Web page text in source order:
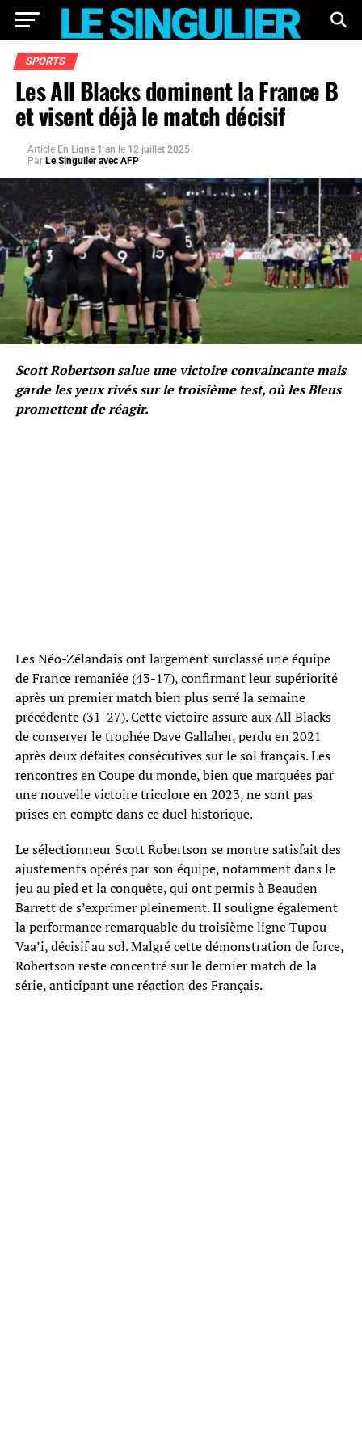
SPORTS
Les All Blacks dominent la France B
et visent déjà le match décisif
Article En Ligne 1 an le 12 juillet 2025
Par Le Singulier avec AFP
Scott Robertson salue une victoire convaincante mais
garde les yeux rivés sur le troisième test, où les Bleus
promettent de réagir.
Les Néo-Zélandais ont largement surclassé une équipe
de France remaniée (43-17), confirmant leur supériorité
après un premier match bien plus serré la semaine
précédente (31-27). Cette victoire assure aux All Blacks
de conserver le trophée Dave Gallaher, perdu en 2021
après deux défaites consécutives sur le sol français. Les
rencontres en Coupe du monde, bien que marquées par
une nouvelle victoire tricolore en 2023, ne sont pas
prises en compte dans ce duel historique.
Le sélectionneur Scott Robertson se montre satisfait des
ajustements opérés par son équipe, notamment dans le
jeu au pied et la conquête, qui ont permis à Beauden
Barrett de s’exprimer pleinement. Il souligne également
la performance remarquable du troisième ligne Tupou
Vaa’i, décisif au sol. Malgré cette démonstration de force,
Robertson reste concentré sur le dernier match de la
série, anticipant une réaction des Français.